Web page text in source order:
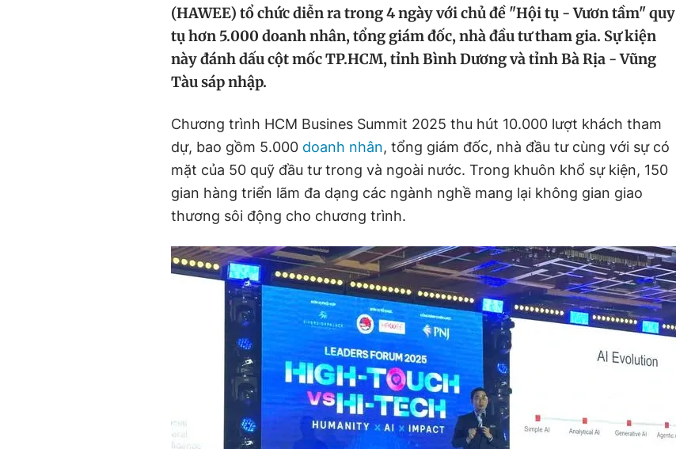
(HAWEE) tổ chức diễn ra trong 4 ngày với chủ đề "Hội tụ - Vươn tầm" quy
tụ hơn 5.000 doanh nhân, tổng giám đốc, nhà đầu tư tham gia. Sự kiện
này đánh dấu cột mốc TP.HCM, tỉnh Bình Dương và tỉnh Bà Rịa - Vũng
Tàu sáp nhập.
Chương trình HCM Busines Summit 2025 thu hút 10.000 lượt khách tham
dự, bao gồm 5.000 doanh nhân, tổng giám đốc, nhà đầu tư cùng với sự có
mặt của 50 quỹ đầu tư trong và ngoài nước. Trong khuôn khổ sự kiện, 150
gian hàng triển lãm đa dạng các ngành nghề mang lại không gian giao
thương sôi động cho chương trình.